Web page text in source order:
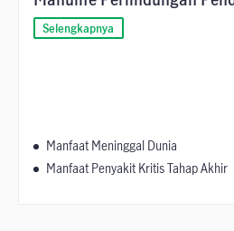
Selengkapnya
Manfaat Meninggal Dunia
Manfaat Penyakit Kritis Tahap Akhir